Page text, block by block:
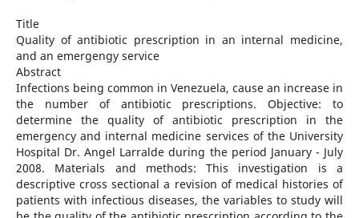
Title
Quality of antibiotic prescription in an internal medicine,
and an emergengy service
Abstract
Infections being common in Venezuela, cause an increase in
the number of antibiotic prescriptions. Objective: to
determine the quality of antibiotic prescription in the
emergency and internal medicine services of the University
Hospital Dr. Angel Larralde during the period January - July
2008. Materials and methods: This investigation is a
descriptive cross sectional a revision of medical histories of
patients with infectious diseases, the variables to study will